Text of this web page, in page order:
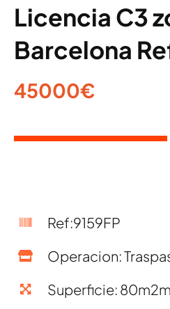
Servicios
Licencia C3
Barcelona
45000€
Ref:9159FP
Operacion:
Superficie: